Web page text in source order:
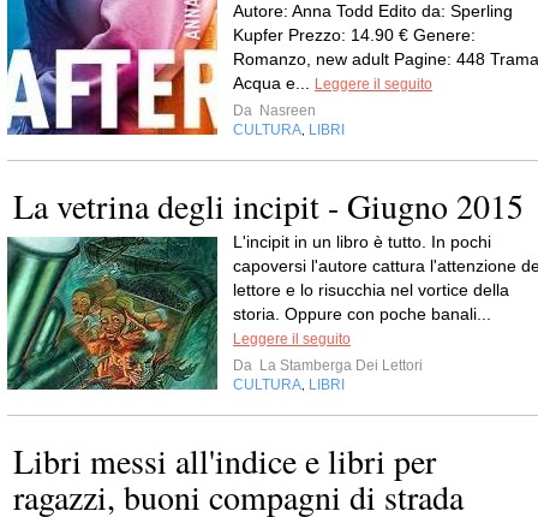
Autore: Anna Todd Edito da: Sperling
Kupfer Prezzo: 14.90 € Genere:
Romanzo, new adult Pagine: 448
Acqua e...
Leggere il seguito
Da Nasreen
CULTURA LIBRI
La vetrina degli incipit - Giugno 2015
L'incipit in un libro è tutto. In pochi
capoversi l'autore cattura l'attenzione
lettore e lo risucchia nel vortice della
storia. Oppure con poche banali...
Leggere il seguito
Da La Stamberga Dei Lettori
CULTURA LIBRI
Libri messi all'indice e libri per
ragazzi, buoni compagni di strada